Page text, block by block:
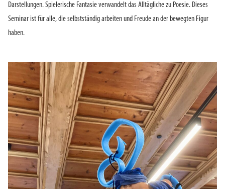
Darstellungen. Spielerische Fantasie verwandelt das Alltägliche zu Poesie. Dieses
Seminar ist für alle, die selbstständig arbeiten und Freude an der bewegten Figur
haben.